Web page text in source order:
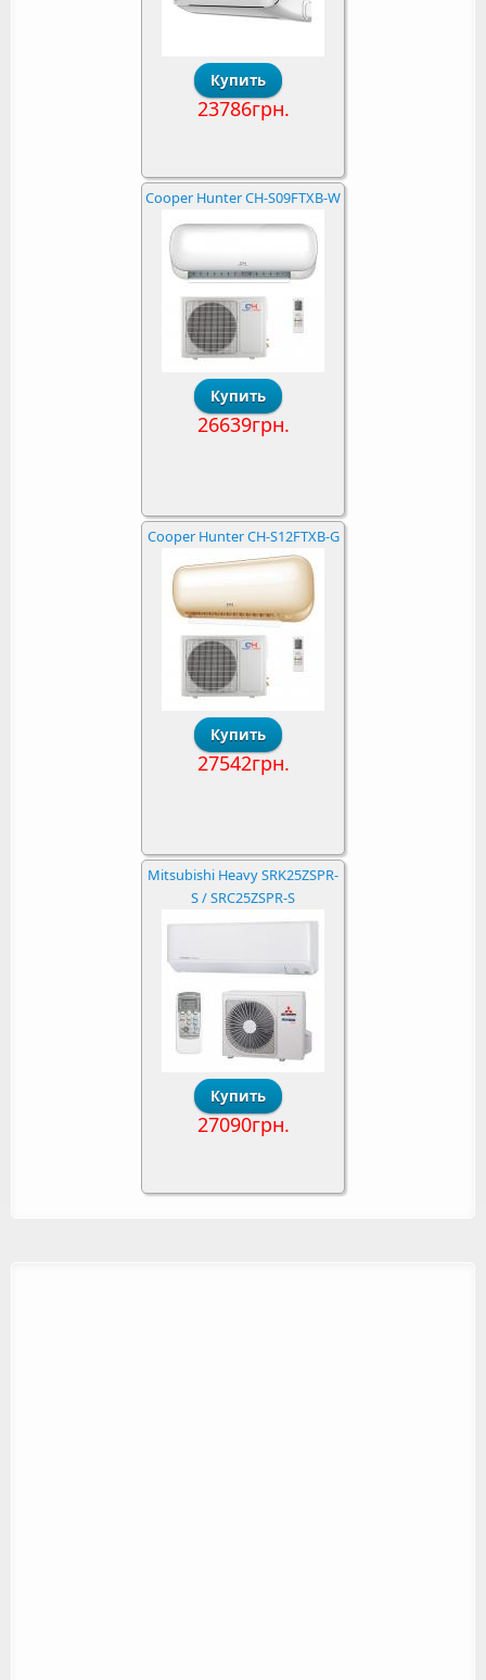
23786грн.
Cooper Hunter CH-S09FTXB-W
26639грн.
Cooper Hunter CH-S12FTXB-G
27542грн.
Mitsubishi Heavy SRK25ZSPR-
S / SRC25ZSPR-S
27090грн.